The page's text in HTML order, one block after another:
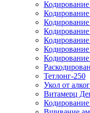
Кодирование
Кодирование
Тетлонг-250
Укол от
Витамерц